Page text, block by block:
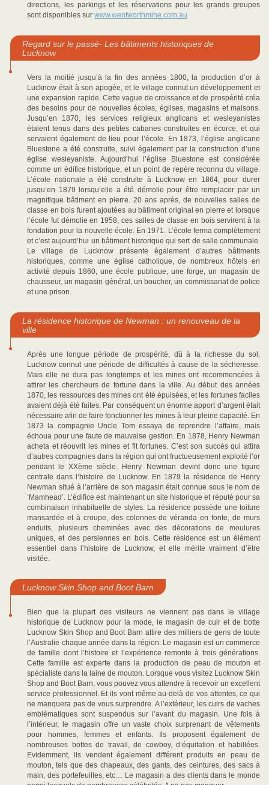
directions, les parkings et les réservations pour les grands groupes
sont disponibles sur www.wentworthmine.com.au
Regard sur le passé- Les bâtiments historiques de
Lucknow
Vers la moitié jusqu’à la fin des années 1800, la production d’or à
Lucknow était à son apogée, et le village connut un développement et
une expansion rapide. Cette vague de croissance et de prospérité créa
des besoins pour de nouvelles écoles, églises, magasins et maisons.
Jusqu’en 1870, les services religieux anglicans et wesleyanistes
étaient tenus dans des petites cabanes construites en écorce, et qui
servaient également de lieu pour l’école. En 1873, l’église anglicane
Bluestone a été construite, suivi également par la construction d’une
église wesleyaniste. Aujourd’hui l’église Bluestone est considérée
comme un édifice historique, et un point de repère reconnu du village.
L’école nationale a été construite à Lucknow en 1864, pour durer
jusqu’en 1879 lorsqu’elle a été démolie pour être remplacer par un
magnifique bâtiment en pierre. 20 ans après, de nouvelles salles de
classe en bois furent ajoutées au bâtiment original en pierre et lorsque
l’école fut démolie en 1958, ces salles de classe en bois servirent à la
fondation pour la nouvelle école. En 1971. L’école ferma complètement
et c’est aujourd’hui un bâtiment historique qui sert de salle communale.
Le village de Lucknow présente également d’autres bâtiments
historiques, comme une église catholique, de nombreux hôtels en
activité depuis 1860, une école publique, une forge, un magasin de
chausseur, un magasin général, un boucher, un commissariat de police
et une prison.
La résidence historique de Newman : un renouveau de la
ville
Après une longue période de prospérité, dû à la richesse du sol,
Lucknow connut une période de difficultés à cause de la sécheresse.
Mais elle ne dura pas longtemps et les mines ont recommencées à
attirer les chercheurs de fortune dans la ville. Au début des années
1870, les ressources des mines ont été épuisées, et les fortunes faciles
avaient déjà été faites. Par conséquent un énorme apport d’argent était
nécessaire afin de faire fonctionner les mines à leur pleine capacité. En
1873 la compagnie Uncle Tom essaya de reprendre l’affaire, mais
échoua pour une faute de mauvaise gestion. En 1878, Henry Newman
acheta et réouvrit les mines et fit fortunes. C’est son succès qui attira
d’autres compagnies dans la région qui ont fructueusement exploité l’or
pendant le XXème siècle. Henry Newman devint donc une figure
centrale dans l’histoire de Lucknow. En 1879 la résidence de Henry
Newman situé à l’arrière de son magasin était connue sous le nom de
‘Mamhead’. L’édifice est maintenant un site historique et réputé pour sa
combinaison inhabituelle de styles. La résidence possède une toiture
mansardée et à croupe, des colonnes de véranda en fonte, de murs
enduits, plusieurs cheminées avec des décorations de moulures
uniques, et des persiennes en bois. Cette résidence est un élément
essentiel dans l’histoire de Lucknow, et elle mérite vraiment d’être
visitée.
Lucknow Skin Shop and Boot Barn
Bien que la plupart des visiteurs ne viennent pas dans le village
historique de Lucknow pour la mode, le magasin de cuir et de botte
Lucknow Skin Shop and Boot Barn attire des milliers de gens de toute
l’Australie chaque année dans la région. Le magasin est un commerce
de famille dont l’histoire et l’expérience remonte à trois générations.
Cette famille est experte dans la production de peau de mouton et
spécialiste dans la laine de mouton. Lorsque vous visitez Lucknow Skin
Shop and Boot Barn, vous pouvez vous attendre à recevoir un excellent
service professionnel. Et ils vont même au-delà de vos attentes, ce qui
ne manquera pas de vous surprendre. A l’extérieur, les cuirs de vaches
emblématiques sont suspendus sur l’avant du magasin. Une fois à
l’intérieur, le magasin offre un vaste choix surprenant de vêtements
pour hommes, femmes et enfants. Ils proposent également de
nombreuses bottes de travail, de cowboy, d’équitation et habillées.
Evidemment, ils vendent également différent produits en peau de
mouton, tels que des chapeaux, des gants, des ceintures, des sacs à
main, des portefeuilles, etc… Le magasin a des clients dans le monde